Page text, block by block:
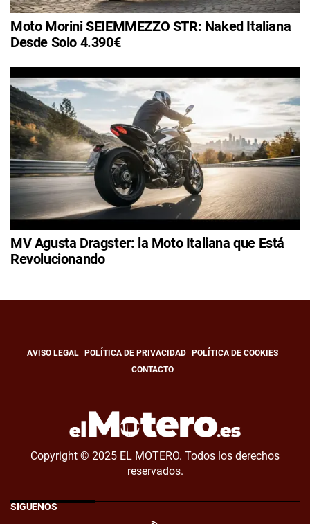
Moto Morini SEIEMMEZZO STR: Naked Italiana
Desde Solo 4.390€
MV Agusta Dragster: la Moto Italiana que Está
Revolucionando
AVISO LEGAL POLÍTICA DE PRIVACIDAD
POLÍTICA DE COOKIES
CONTACTO
Copyright © 2025 EL MOTERO. Todos los derechos
reservados.
SÍGUENOS